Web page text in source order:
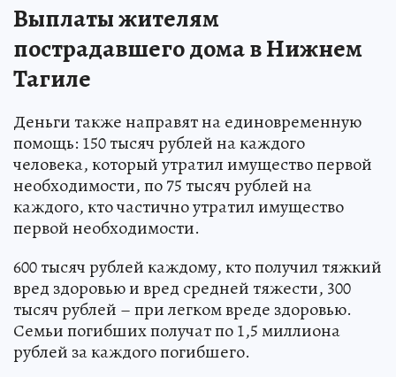
Выплаты жителям
пострадавшего дома в Нижнем
Тагиле
Деньги также направят на единовременную
помощь: 150 тысяч рублей на каждого
человека, который утратил имущество первой
необходимости, по 75 тысяч рублей на
каждого, кто частично утратил имущество
первой необходимости.
600 тысяч рублей каждому, кто получил тяжкий
вред здоровью и вред средней тяжести, 300
тысяч рублей – при легком вреде здоровью.
Семьи погибших получат по 1,5 миллиона
рублей за каждого погибшего.